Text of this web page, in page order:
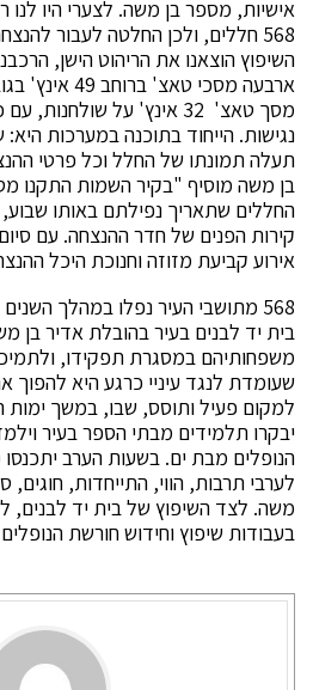
568 חללים, ולכן החלטה לעבור
השיפוץ הוצאנו את הריהוט הישן,
מסך טאצ' 32 אינץ' על
נגישות. הייחוד בתוכנה במערכות
תעלה תמונתו של החלל וכל פרטי
בן משה מוסיף "בקיר השמות התקנו
החללים שתאריך נפילתם באותו
קירות הפנים של חדר ההנצחה. עם
אירוע קביעת מזוזה וחנוכת היכל
568 מתושבי העיר נפלו במהלך
בית יד לבנים בעיר בהובלת אדיר בן
משפחותיהם במסגרת תפקידו,
שעומדת לנגד עיניי כרגע היא להפוך
למקום פעיל ותוסס, שבו, במשך ימות
יבקרו תלמידים מבתי הספר בעיר
הנופלים מבת ים. בשעות הערב
לערבי תרבות, הווי, התייחדות,
משה. לצד השיפוץ של בית יד לבנים,
בעבודות שיפוץ וחידוש חורשת